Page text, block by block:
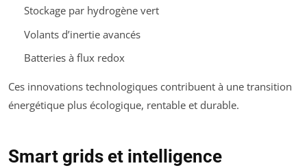
Stockage par hydrogène vert
Volants d’inertie avancés
Batteries à flux redox
Ces innovations technologiques contribuent à une transition
énergétique plus écologique, rentable et durable.
Smart grids et intelligence